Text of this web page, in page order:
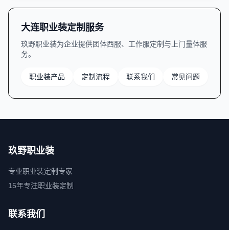
大连职业装定制服务
玖野职业装为企业提供团体西服、工作服定制与上门量体服
务。
职业装产品 定制流程 联系我们 常见问题
玖野职业装
专业职业装定制专家
15年专注职业装定制
联系我们